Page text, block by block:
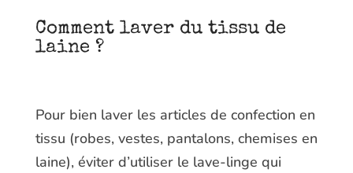
Comment laver du tissu de
laine ?
Pour bien laver les articles de confection en
tissu (robes, vestes, pantalons, chemises en
laine), éviter d’utiliser le lave-linge qui